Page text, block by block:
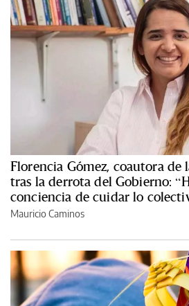
Florencia Gómez, coautora de
tras la derrota del Gobierno:
conciencia de cuidar lo
Mauricio Caminos